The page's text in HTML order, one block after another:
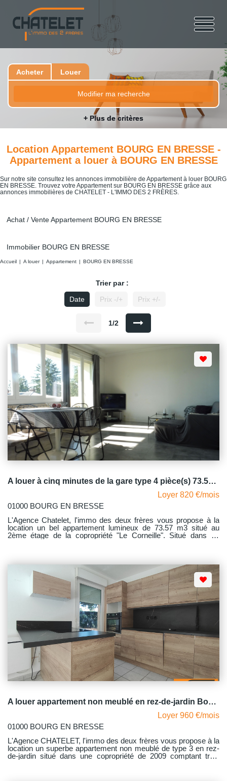
Acheter Louer
Modifier ma recherche
+ Plus de critères
Location Appartement BOURG EN BRESSE -
Appartement a louer à BOURG EN BRESSE
Sur notre site consultez les annonces immobilière de Appartement à louer BOURG
EN BRESSE. Trouvez votre Appartement sur BOURG EN BRESSE grâce aux
annonces immobilières de CHATELET - L'IMMO DES 2 FRÈRES.
Achat / Vente Appartement BOURG EN BRESSE
Immobilier BOURG EN BRESSE
Accueil A louer Appartement BOURG EN BRESSE
Trier par :
Date
Prix -/+ Prix +/-
1/2
A louer à cinq minutes de la gare type 4 pièce(s) 73.57 m2 ) BOURG EN BRESSE
Loyer 820 €/mois
01000 BOURG EN BRESSE
L'Agence Chatelet, l'immo des deux frères vous propose à la
location un bel appartement lumineux de 73.57 m3 situé au
2ème étage de la copropriété "Le Corneille". Situé dans un
belles dimensions avec rangements, une salle de bains et WC
indépendant, un balcon donnant sur les espaces verts de la
copropriété. Avec comme dépendance une grande cave,
parking non nominatif. La copropriété est fermée par une
barrière automatique. Le chauffage est collectif au gaz - L'eau
chaude est produite par un cumulus électrique. Des travaux de
réfection de la toiture et isolation de la toiture ont été votés ce qui
ne pourra qu'être source de confort. Libre au 23 Octobre 2026
A louer appartement non meublé en rez-de-jardin Bourg-en-Bresse 3 pièce(s) 67.93 m2 proche Intermarché avec garage
Loyer 960 €/mois
01000 BOURG EN BRESSE
L'Agence CHATELET, l'immo des deux frères vous propose à la
location un superbe appartement non meublé de type 3 en rez-
de-jardin situé dans une copropriété de 2009 comptant trois